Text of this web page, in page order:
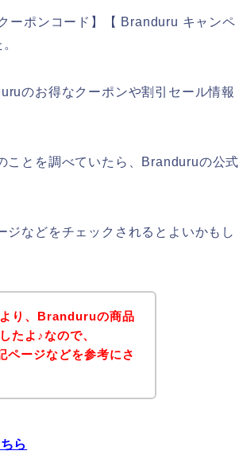
ーポンコード】【 Branduru キャンペ
のお得なクーポンや割引セール情報
ことを調べていたら、Branduruの公式
などをチェックされるとよいかもし
り、Branduruの商品
たよ♪なので、
ージなどを参考にさ
ら